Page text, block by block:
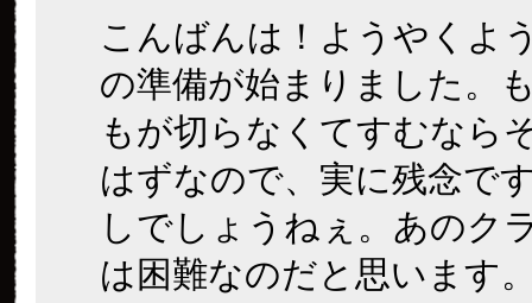
こんばんは！ようやくよ
の準備が始まりました。
もが切らなくてすむなら
はずなので、実に残念で
しでしょうねぇ。あのク
は困難なのだと思います